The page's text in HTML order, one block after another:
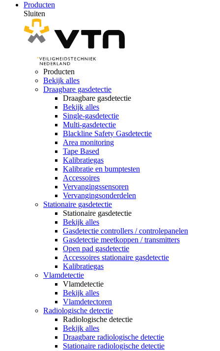
Producten
Sluiten
Producten
Bekijk alles
Draagbare gasdetectie
Draagbare gasdetectie
Bekijk alles
Single-gasdetectie
Multi-gasdetectie
Blackline Safety Gasdetectie
Area monitoring
Tape Based
Kalibratiegas
Kalibratie en bumptesten
Accessoires
Vervangingssensoren
Vervangingsonderdelen
Stationaire gasdetectie
Stationaire gasdetectie
Bekijk alles
Gasdetectie controllers / controlepanelen
Gasdetectie meetkoppen / transmitters
Open pad gasdetectie
Accessoires stationaire gasdetectie
Kalibratiegas
Vlamdetectie
Vlamdetectie
Bekijk alles
Vlamdetectoren
Radiologische detectie
Radiologische detectie
Bekijk alles
Draagbare radiologische detectie
Stationaire radiologische detectie